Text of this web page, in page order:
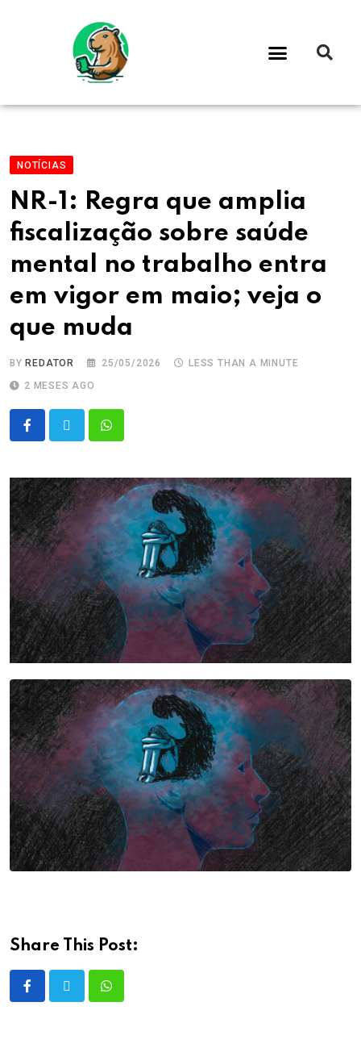
NOTÍCIAS
NR-1: Regra que amplia
fiscalização sobre saúde
mental no trabalho entra
em vigor em maio; veja o
que muda
BY REDATOR 25/05/2026
LESS THAN A MINUTE
2 MESES AGO
Share This Post: